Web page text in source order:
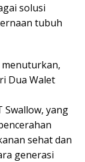
solusi
tubuh
menuturkan,
Dua Walet
yang
sehat dan
generasi